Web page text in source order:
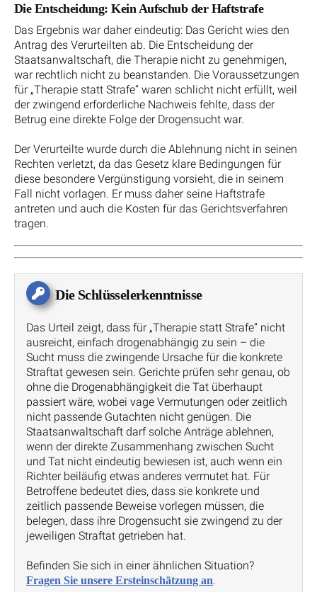
Die Entscheidung: Kein Aufschub der Haftstrafe
Das Ergebnis war daher eindeutig: Das Gericht wies den
Antrag des Verurteilten ab. Die Entscheidung der
Staatsanwaltschaft, die Therapie nicht zu genehmigen,
war rechtlich nicht zu beanstanden. Die Voraussetzungen
für „Therapie statt Strafe“ waren schlicht nicht erfüllt, weil
der zwingend erforderliche Nachweis fehlte, dass der
Betrug eine direkte Folge der Drogensucht war.
Der Verurteilte wurde durch die Ablehnung nicht in seinen
Rechten verletzt, da das Gesetz klare Bedingungen für
diese besondere Vergünstigung vorsieht, die in seinem
Fall nicht vorlagen. Er muss daher seine Haftstrafe
antreten und auch die Kosten für das Gerichtsverfahren
tragen.
Die Schlüsselerkenntnisse
Das Urteil zeigt, dass für „Therapie statt Strafe“ nicht
ausreicht, einfach drogenabhängig zu sein – die
Sucht muss die zwingende Ursache für die konkrete
Straftat gewesen sein. Gerichte prüfen sehr genau, ob
ohne die Drogenabhängigkeit die Tat überhaupt
passiert wäre, wobei vage Vermutungen oder zeitlich
nicht passende Gutachten nicht genügen. Die
Staatsanwaltschaft darf solche Anträge ablehnen,
wenn der direkte Zusammenhang zwischen Sucht
und Tat nicht eindeutig bewiesen ist, auch wenn ein
Richter beiläufig etwas anderes vermutet hat. Für
Betroffene bedeutet dies, dass sie konkrete und
zeitlich passende Beweise vorlegen müssen, die
belegen, dass ihre Drogensucht sie zwingend zu der
jeweiligen Straftat getrieben hat.
Befinden Sie sich in einer ähnlichen Situation?
Fragen Sie unsere Ersteinschätzung an.